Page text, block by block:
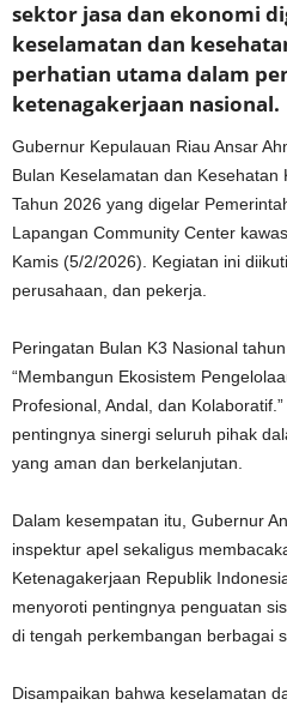
sektor jasa dan ekonomi
keselamatan dan
perhatian utama dalam
ketenagakerjaan nasional.
Gubernur Kepulauan Riau Ansar
Bulan Keselamatan dan Kesehatan
Tahun 2026 yang digelar
Lapangan Community Center
Kamis (5/2/2026). Kegiatan ini
perusahaan, dan pekerja.
Peringatan Bulan K3 Nasional
“Membangun Ekosistem
Profesional, Andal, dan
pentingnya sinergi seluruh pihak
yang aman dan berkelanjutan.
Dalam kesempatan itu, Gubernur
inspektur apel sekaligus
Ketenagakerjaan Republik
menyoroti pentingnya penguatan
di tengah perkembangan berbagai
Disampaikan bahwa keselamatan